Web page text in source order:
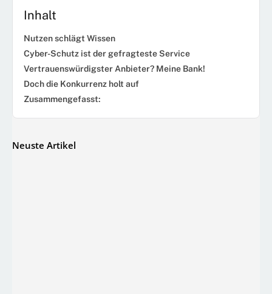
Inhalt
Nutzen schlägt Wissen
Cyber-Schutz ist der gefragteste Service
Vertrauenswürdigster Anbieter? Meine Bank!
Doch die Konkurrenz holt auf
Zusammengefasst:
Neuste Artikel